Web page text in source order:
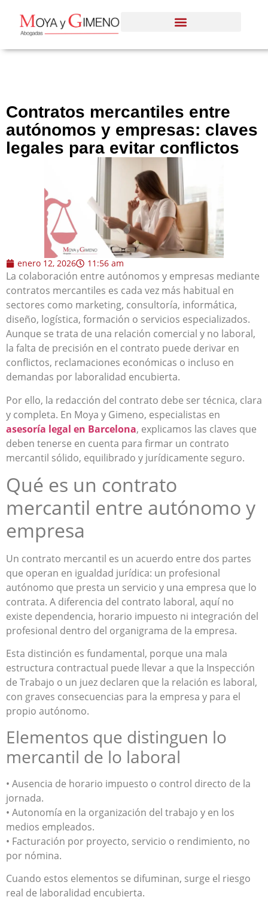
Contratos mercantiles entre
autónomos y empresas: claves
legales para evitar conflictos
enero 12, 2026 11:56 am
La colaboración entre autónomos y empresas mediante
contratos mercantiles es cada vez más habitual en
sectores como marketing, consultoría, informática,
diseño, logística, formación o servicios especializados.
Aunque se trata de una relación comercial y no laboral,
la falta de precisión en el contrato puede derivar en
conflictos, reclamaciones económicas o incluso en
demandas por laboralidad encubierta.
Por ello, la redacción del contrato debe ser técnica, clara
y completa. En Moya y Gimeno, especialistas en
asesoría legal en Barcelona, explicamos las claves que
deben tenerse en cuenta para firmar un contrato
mercantil sólido, equilibrado y jurídicamente seguro.
Qué es un contrato
mercantil entre autónomo y
empresa
Un contrato mercantil es un acuerdo entre dos partes
que operan en igualdad jurídica: un profesional
autónomo que presta un servicio y una empresa que lo
contrata. A diferencia del contrato laboral, aquí no
existe dependencia, horario impuesto ni integración del
profesional dentro del organigrama de la empresa.
Esta distinción es fundamental, porque una mala
estructura contractual puede llevar a que la Inspección
de Trabajo o un juez declaren que la relación es laboral,
con graves consecuencias para la empresa y para el
propio autónomo.
Elementos que distinguen lo
mercantil de lo laboral
• Ausencia de horario impuesto o control directo de la
jornada.
• Autonomía en la organización del trabajo y en los
medios empleados.
• Facturación por proyecto, servicio o rendimiento, no
por nómina.
Cuando estos elementos se difuminan, surge el riesgo
real de laboralidad encubierta.